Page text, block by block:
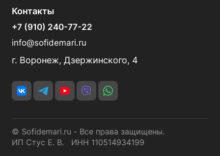
Контакты
+7 (910) 240-77-22
info@sofidemari.ru
г. Воронеж, Дзержинского, 4
© Sofidemari.ru - Все права защищены.
ИП Стус Е. В. ИНН 110514934199